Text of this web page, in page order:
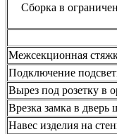
Сборка в
Межсекционная
Подключение
Вырез под розетку в
Врезка замка в дверь
Навес изделия на